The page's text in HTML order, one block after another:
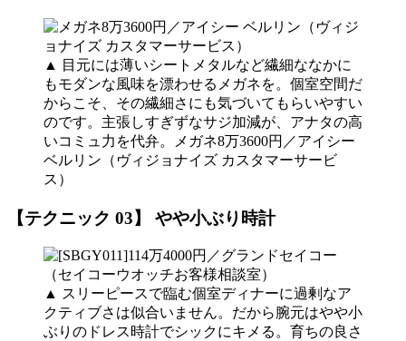
▲ 目元には薄いシートメタルなど繊細ななかに
もモダンな風味を漂わせるメガネを。個室空間だ
からこそ、その繊細さにも気づいてもらいやすい
のです。主張しすぎずなサジ加減が、アナタの高
いコミュ力を代弁。メガネ8万3600円／アイシー
ベルリン（ヴィジョナイズ カスタマーサービ
ス）
【テクニック 03】 やや小ぶり時計
▲ スリーピースで臨む個室ディナーに過剰なア
クティブさは似合いません。だから腕元はやや小
ぶりのドレス時計でシックにキメる。育ちの良さ